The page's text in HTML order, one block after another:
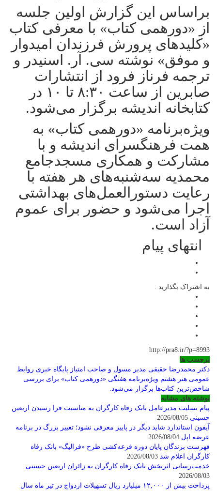
براساس این گزارش اولین جلسه
از «دورهمی کتاب» با معرفی کتاب
«کلیدهای پرورش فرزندان امیدوار
و موفق» نوشته سی. آر. اسنیدر و
ترجمه فرناز فرود از انتشارات
صابرین از ساعت ۸:۳۰ تا ۱۰ در
کتابخانه اندیشه برگزار می‌شود.
ویژه‌برنامه «دورهمی کتاب» به
همت فرهنگسرای اندیشه و با
مشارکت و همکاری مسجدجامع
محمدیه سه‌شنبه‌های هر هفته با
رعایت دستورالعمل‌های بهداشتی
اجرا می‌شود و حضور برای عموم
آزاد است.
انتهای پیام
به اشتراک بگذارید :
http://pra8.ir/?p=8993
برچسب ها
دکتر محمدرضا حقیقی مدیر مسول و صاحب امتیاز پایگاه خبری روابط
عمومی هنر هشتم ویژه‌برنامه هفتگی «دورهمی کتاب» برای بررسی
شاخص‌ترین کتاب‌ها برگزار می‌شود.
نوشته های مشابه
پیام تسلیت مدیرعامل بانک رفاه کارگران به مناسبت فرا رسیدن اربعین
حسینی
آیفون استاندارد شاید دیگر در پاییز معرفی نشود؛ تغییر بزرگ در برنامه
عرضه اپل
فهرست برندگان پایان دوره قرعه‌کشی طرح «فرالیگ» بانک رفاه
کارگران اعلام شد
خدمت‌رسانی اثربخش بانک رفاه کارگران به زائران اربعین حسینی
2026/08/03
پرداخت بیش از ۱۲,۰۰۰ میلیارد ریال تسهیلات ازدواج در تیر ماه سال